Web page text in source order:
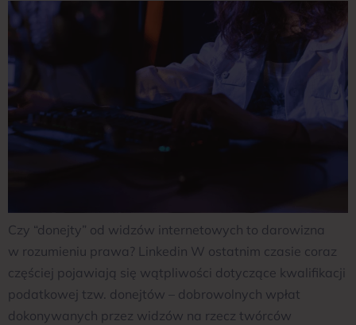
Czy “donejty” od widzów internetowych to darowizna
w rozumieniu prawa? Linkedin W ostatnim czasie coraz
częściej pojawiają się wątpliwości dotyczące kwalifikacji
podatkowej tzw. donejtów – dobrowolnych wpłat
dokonywanych przez widzów na rzecz twórców